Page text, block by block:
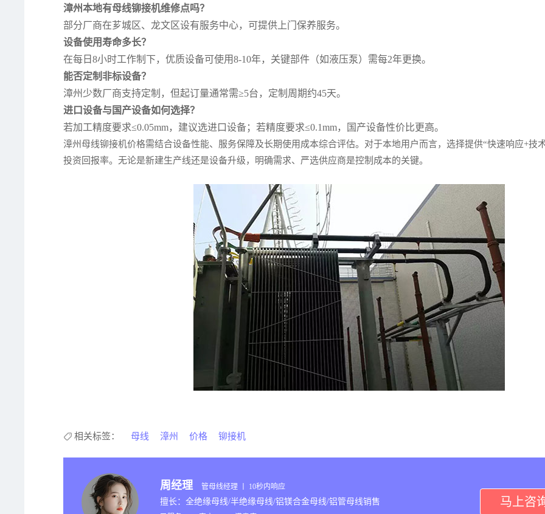
漳州本地有母线铆接机维修点吗？
部分厂商在芗城区、龙文区设有服务中心，可提供上门保养服务。
设备使用寿命多长？
在每日8小时工作制下，优质设备可使用8-10年，关键部件（如液压泵）需每2年更换。
能否定制非标设备？
漳州少数厂商支持定制，但起订量通常需≥5台，定制周期约45天。
进口设备与国产设备如何选择？
若加工精度要求≤0.05mm，建议选进口设备；若精度要求≤0.1mm，国产设备性价比更高。
漳州母线铆接机价格需结合设备性能、服务保障及长期使用成本综合评估。对于本地用户而言，选择提供“快速响应+技
投资回报率。无论是新建生产线还是设备升级，明确需求、严选供应商是控制成本的关键。
相关标签： 母线 漳州 价格 铆接机
周经理 管母线经理 丨 10秒内响应
擅长：全绝缘母线/半绝缘母线/铝镁合金母线/铝管母线销售 马上咨